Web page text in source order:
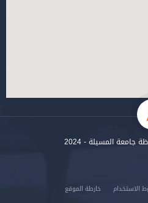
المسيلة - 2024
الاستخدام خارطة الموقع